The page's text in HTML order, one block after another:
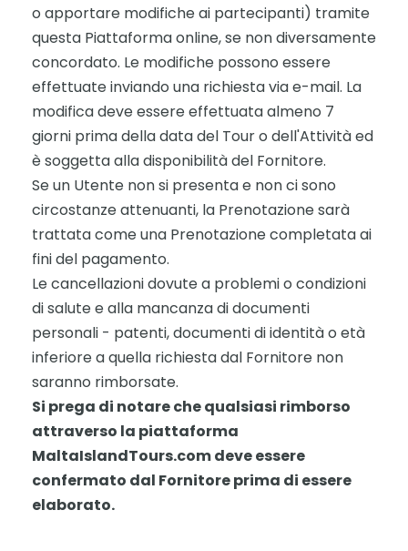
o apportare modifiche ai partecipanti) tramite
questa Piattaforma online, se non diversamente
concordato. Le modifiche possono essere
effettuate inviando una richiesta via e-mail. La
modifica deve essere effettuata almeno 7
giorni prima della data del Tour o dell'Attività ed
è soggetta alla disponibilità del Fornitore.
Se un Utente non si presenta e non ci sono
circostanze attenuanti, la Prenotazione sarà
trattata come una Prenotazione completata ai
fini del pagamento.
Le cancellazioni dovute a problemi o condizioni
di salute e alla mancanza di documenti
personali - patenti, documenti di identità o età
inferiore a quella richiesta dal Fornitore non
saranno rimborsate.
Si prega di notare che qualsiasi rimborso
attraverso la piattaforma
MaltaIslandTours.com deve essere
confermato dal Fornitore prima di essere
elaborato.